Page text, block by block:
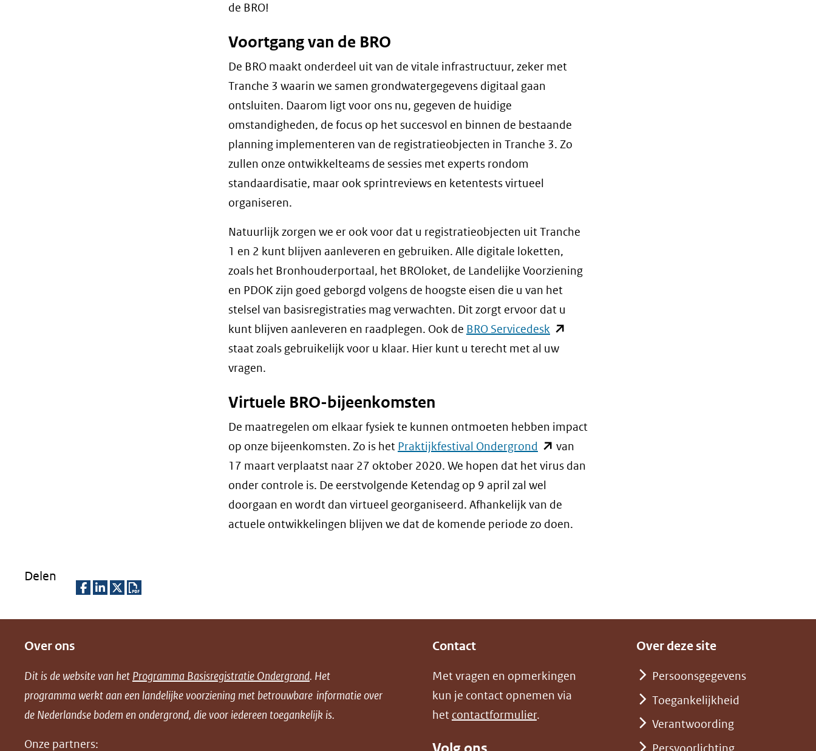
de BRO!
Voortgang van de BRO
De BRO maakt onderdeel uit van de vitale infrastructuur, zeker met
Tranche 3 waarin we samen grondwatergegevens digitaal gaan
ontsluiten. Daarom ligt voor ons nu, gegeven de huidige
omstandigheden, de focus op het succesvol en binnen de bestaande
planning implementeren van de registratieobjecten in Tranche 3. Zo
zullen onze ontwikkelteams de sessies met experts rondom
standaardisatie, maar ook sprintreviews en ketentests virtueel
organiseren.
Natuurlijk zorgen we er ook voor dat u registratieobjecten uit Tranche
1 en 2 kunt blijven aanleveren en gebruiken. Alle digitale loketten,
zoals het Bronhouderportaal, het BROloket, de Landelijke Voorziening
en PDOK zijn goed geborgd volgens de hoogste eisen die u van het
stelsel van basisregistraties mag verwachten. Dit zorgt ervoor dat u
kunt blijven aanleveren en raadplegen. Ook de BRO Servicedesk (opent
in
naar
een
andere
staat zoals gebruikelijk voor u klaar. Hier kunt u terecht met al uw
vragen.
Virtuele BRO-bijeenkomsten
De maatregelen om elkaar fysiek te kunnen ontmoeten hebben impact
op onze bijeenkomsten. Zo is het Praktijkfestival Ondergrond (opent
in
nieuw
venster)
(verwijst
van
17 maart verplaatst naar 27 oktober 2020. We hopen dat het virus dan
onder controle is. De eerstvolgende Ketendag op 9 april zal wel
doorgaan en wordt dan virtueel georganiseerd. Afhankelijk van de
actuele ontwikkelingen blijven we dat de komende periode zo doen.
Delen
n
o
p
n
o
p
n
o
p
l
o
a
Over ons
Dit is de website van het Programma Basisregistratie Ondergrond. Het
programma werkt aan een landelijke voorziening met betrouwbare informatie over
de Nederlandse bodem en ondergrond, die voor iedereen toegankelijk is.
Onze partners:
Contact
Met vragen en opmerkingen
kun je contact opnemen via
het contactformulier.
Over deze site
Persoonsgegevens
Toegankelijkheid
Verantwoording
Persvoorlichting